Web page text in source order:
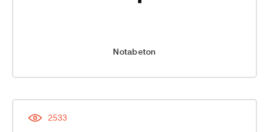
Notabeton
2533